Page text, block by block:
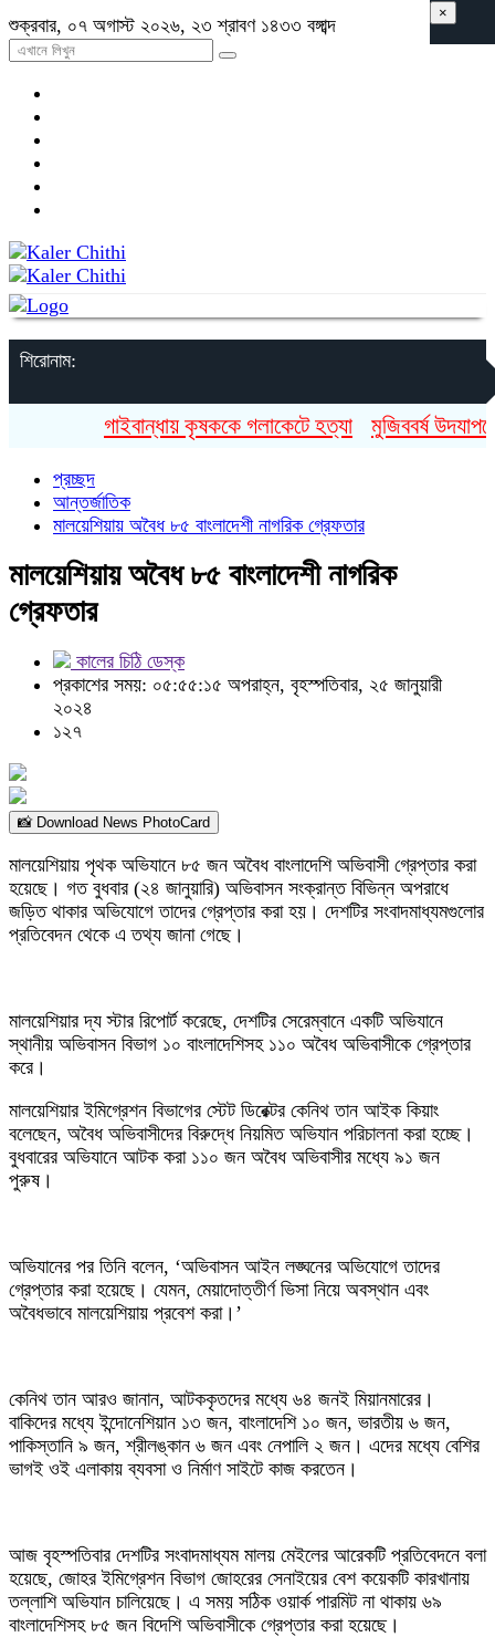
শুক্রবার, ০৭ অগাস্ট ২০২৬, ২৩ শ্রাবণ ১৪৩৩ বঙ্গাব্দ
শিরোনাম:
গাইবান্ধায় কৃষককে গলাকেটে হত্যা মুজিববর্ষ উদযাপনে
×
প্রচ্ছদ
আন্তর্জাতিক
মালয়েশিয়ায় অবৈধ ৮৫ বাংলাদেশী নাগরিক গ্রেফতার
মালয়েশিয়ায় অবৈধ ৮৫ বাংলাদেশী নাগরিক
গ্রেফতার
কালের চিঠি ডেস্ক
প্রকাশের সময়: ০৫:৫৫:১৫ অপরাহ্ন, বৃহস্পতিবার, ২৫ জানুয়ারী
২০২৪
১২৭
📸 Download News PhotoCard
মালয়েশিয়ায় পৃথক অভিযানে ৮৫ জন অবৈধ বাংলাদেশি অভিবাসী গ্রেপ্তার করা
হয়েছে। গত বুধবার (২৪ জানুয়ারি) অভিবাসন সংক্রান্ত বিভিন্ন অপরাধে
জড়িত থাকার অভিযোগে তাদের গ্রেপ্তার করা হয়। দেশটির সংবাদমাধ্যমগুলোর
প্রতিবেদন থেকে এ তথ্য জানা গেছে।
মালয়েশিয়ার দ্য স্টার রিপোর্ট করেছে, দেশটির সেরেম্বানে একটি অভিযানে
স্থানীয় অভিবাসন বিভাগ ১০ বাংলাদেশিসহ ১১০ অবৈধ অভিবাসীকে গ্রেপ্তার
করে।
মালয়েশিয়ার ইমিগ্রেশন বিভাগের স্টেট ডিরেক্টর কেনিথ তান আইক কিয়াং
বলেছেন, অবৈধ অভিবাসীদের বিরুদ্ধে নিয়মিত অভিযান পরিচালনা করা হচ্ছে।
বুধবারের অভিযানে আটক করা ১১০ জন অবৈধ অভিবাসীর মধ্যে ৯১ জন
পুরুষ।
অভিযানের পর তিনি বলেন, ‘অভিবাসন আইন লঙ্ঘনের অভিযোগে তাদের
গ্রেপ্তার করা হয়েছে। যেমন, মেয়াদোত্তীর্ণ ভিসা নিয়ে অবস্থান এবং
অবৈধভাবে মালয়েশিয়ায় প্রবেশ করা।’
কেনিথ তান আরও জানান, আটককৃতদের মধ্যে ৬৪ জনই মিয়ানমারের।
বাকিদের মধ্যে ইন্দোনেশিয়ান ১৩ জন, বাংলাদেশি ১০ জন, ভারতীয় ৬ জন,
পাকিস্তানি ৯ জন, শ্রীলঙ্কান ৬ জন এবং নেপালি ২ জন। এদের মধ্যে বেশির
ভাগই ওই এলাকায় ব্যবসা ও নির্মাণ সাইটে কাজ করতেন।
আজ বৃহস্পতিবার দেশটির সংবাদমাধ্যম মালয় মেইলের আরেকটি প্রতিবেদনে বলা
হয়েছে, জোহর ইমিগ্রেশন বিভাগ জোহরের সেনাইয়ের বেশ কয়েকটি কারখানায়
তল্লাশি অভিযান চালিয়েছে। এ সময় সঠিক ওয়ার্ক পারমিট না থাকায় ৬৯
বাংলাদেশিসহ ৮৫ জন বিদেশি অভিবাসীকে গ্রেপ্তার করা হয়েছে।